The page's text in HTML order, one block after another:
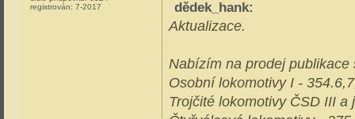
registrován: 7-2017 dědek_hank:
Aktualizace.
Nabízím na prodej
Osobní lokomotivy I -
Trojčité lokomotivy ČSD III